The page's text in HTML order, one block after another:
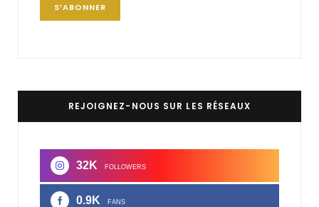
REJOIGNEZ-NOUS SUR LES RÉSEAUX
32K FOLLOWERS
0.9K FANS